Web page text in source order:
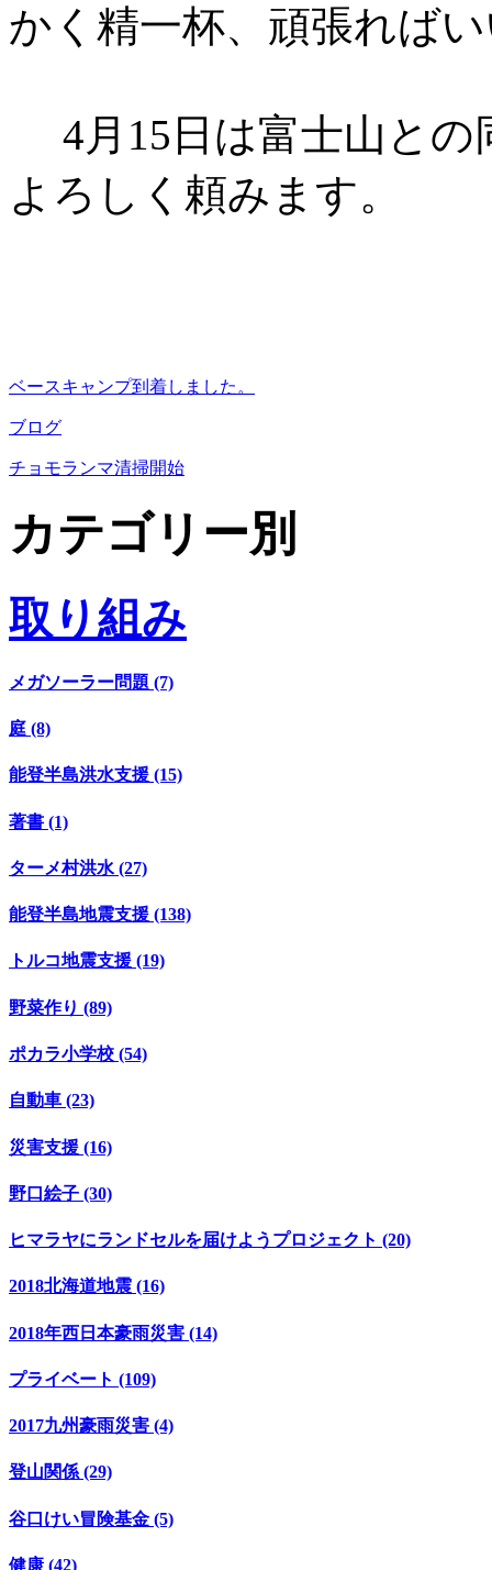
かく精一杯、頑張れば
4月15日は富士山との
よろしく頼みます。
ベースキャンプ到着しました。
ブログ
チョモランマ清掃開始
カテゴリー別
取り組み
メガソーラー問題 (7)
庭 (8)
能登半島洪水支援 (15)
著書 (1)
ターメ村洪水 (27)
能登半島地震支援 (138)
トルコ地震支援 (19)
野菜作り (89)
ポカラ小学校 (54)
自動車 (23)
災害支援 (16)
野口絵子 (30)
ヒマラヤにランドセルを届けようプロジェクト (20)
2018北海道地震 (16)
2018年西日本豪雨災害 (14)
プライベート (109)
2017九州豪雨災害 (4)
登山関係 (29)
谷口けい冒険基金 (5)
健康 (42)